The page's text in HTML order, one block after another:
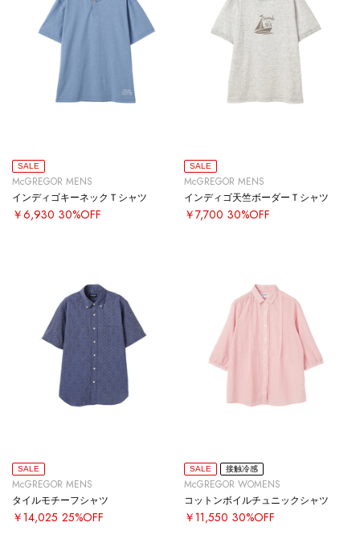
SALE
McGREGOR MENS
インディゴキーネックＴシャツ
￥6,930 30%OFF
SALE
McGREGOR MENS
インディゴ天竺ボーダーＴシャツ
￥7,700 30%OFF
SALE
McGREGOR MENS
タイルモチーフシャツ
￥14,025 25%OFF
SALE 接触冷感
McGREGOR WOMENS
コットンボイルチュニックシャツ
￥11,550 30%OFF